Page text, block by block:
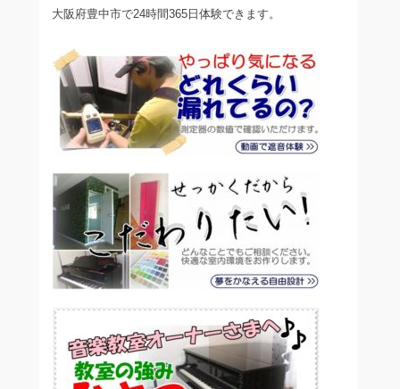
大阪府豊中市で24時間365日体験できます。